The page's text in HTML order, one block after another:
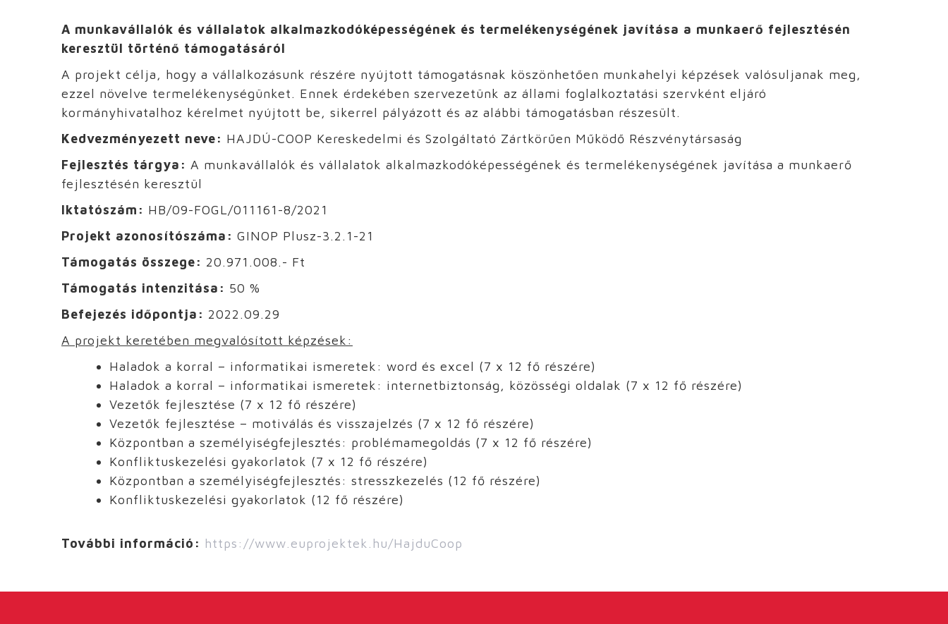
A munkavállalók és vállalatok alkalmazkodóképességének és termelékenységének javítása a munkaerő fejlesztésén
keresztül történő támogatásáról
A projekt célja, hogy a vállalkozásunk részére nyújtott támogatásnak köszönhetően munkahelyi képzések valósuljanak meg,
ezzel növelve termelékenységünket. Ennek érdekében szervezetünk az állami foglalkoztatási szervként eljáró
kormányhivatalhoz kérelmet nyújtott be, sikerrel pályázott és az alábbi támogatásban részesült.
Kedvezményezett neve: HAJDÚ-COOP Kereskedelmi és Szolgáltató Zártkörűen Működő Részvénytársaság
Fejlesztés tárgya: A munkavállalók és vállalatok alkalmazkodóképességének és termelékenységének javítása a munkaerő
fejlesztésén keresztül
Iktatószám: HB/09-FOGL/011161-8/2021
Projekt azonosítószáma: GINOP Plusz-3.2.1-21
Támogatás összege: 20.971.008.- Ft
Támogatás intenzitása: 50 %
Befejezés időpontja: 2022.09.29
A projekt keretében megvalósított képzések:
Haladok a korral – informatikai ismeretek: word és excel (7 x 12 fő részére)
Haladok a korral – informatikai ismeretek: internetbiztonság, közösségi oldalak (7 x 12 fő részére)
Vezetők fejlesztése (7 x 12 fő részére)
Vezetők fejlesztése – motiválás és visszajelzés (7 x 12 fő részére)
Központban a személyiségfejlesztés: problémamegoldás (7 x 12 fő részére)
Konfliktuskezelési gyakorlatok (7 x 12 fő részére)
Központban a személyiségfejlesztés: stresszkezelés (12 fő részére)
Konfliktuskezelési gyakorlatok (12 fő részére)
További információ: https://www.euprojektek.hu/HajduCoop